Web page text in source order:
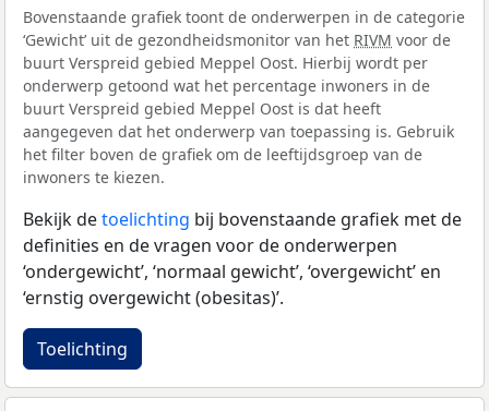
Bovenstaande grafiek toont de onderwerpen in de categorie
‘Gewicht’ uit de gezondheidsmonitor van het RIVM voor de
buurt Verspreid gebied Meppel Oost. Hierbij wordt per
onderwerp getoond wat het percentage inwoners in de
buurt Verspreid gebied Meppel Oost is dat heeft
aangegeven dat het onderwerp van toepassing is. Gebruik
het filter boven de grafiek om de leeftijdsgroep van de
inwoners te kiezen.
Bekijk detoelichting bij bovenstaande grafiek met de
definities en de vragen voor de onderwerpen
‘ondergewicht’, ‘normaal gewicht’, ‘overgewicht’ en
‘ernstig overgewicht (obesitas)’.
Toelichting